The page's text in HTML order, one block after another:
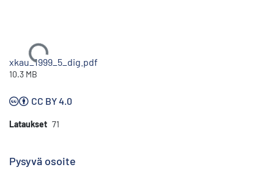
Ladataan...
xkau_1999_5_dig.pdf
10.3 MB
CC BY 4.0
Lataukset 71
Pysyvä osoite